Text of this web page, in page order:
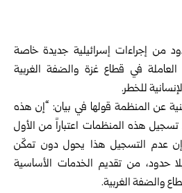
من إجراءات إسرائيلية جديدة خاصة
في قطاع غزة والضفة الغربية
للخطر.
عن المنظمة قولها في بيان: “إن هذه
تسجيل هذه المنظمات اعتباراً من الأول
عدم التسجيل هذا يحول دون تمكّن
حدود، من تقديم الخدمات الأساسية
والضفة الغربية.